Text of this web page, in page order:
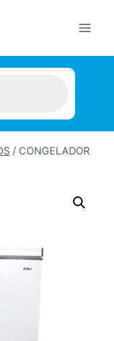
/ CONGELADOR